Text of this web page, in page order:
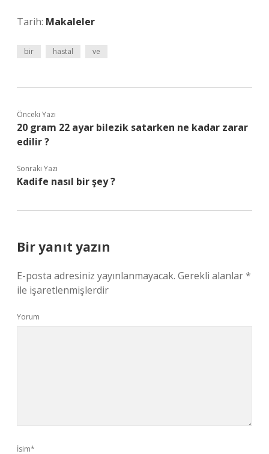
Tarih: Makaleler
bir hastal ve
Önceki Yazı
20 gram 22 ayar bilezik satarken ne kadar zarar
edilir ?
Sonraki Yazı
Kadife nasıl bir şey ?
Bir yanıt yazın
E-posta adresiniz yayınlanmayacak. Gerekli alanlar*
ile işaretlenmişlerdir
Yorum
İsim*